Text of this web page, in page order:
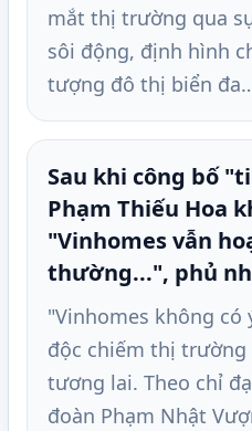
mắt thị trường qua
sôi động, định hình
tượng đô thị biển
Sau khi công bố
Phạm Thiếu Hoa
"Vinhomes vẫn
thường...", phủ
"Vinhomes không có
độc chiếm thị trường
tương lai. Theo chỉ
đoàn Phạm Nhật